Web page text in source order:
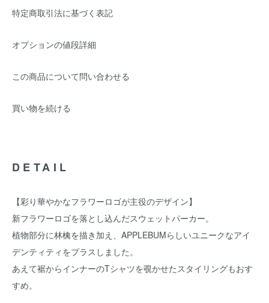
特定商取引法に基づく表記
オプションの値段詳細
この商品について問い合わせる
買い物を続ける
DETAIL
【彩り華やかなフラワーロゴが主役のデザイン】
新フラワーロゴを落とし込んだスウェットパーカー。
植物部分に林檎を描き加え、APPLEBUMらしいユニークなアイ
デンティティをプラスしました。
あえて裾からインナーのTシャツを覗かせたスタイリングもおす
すめ。